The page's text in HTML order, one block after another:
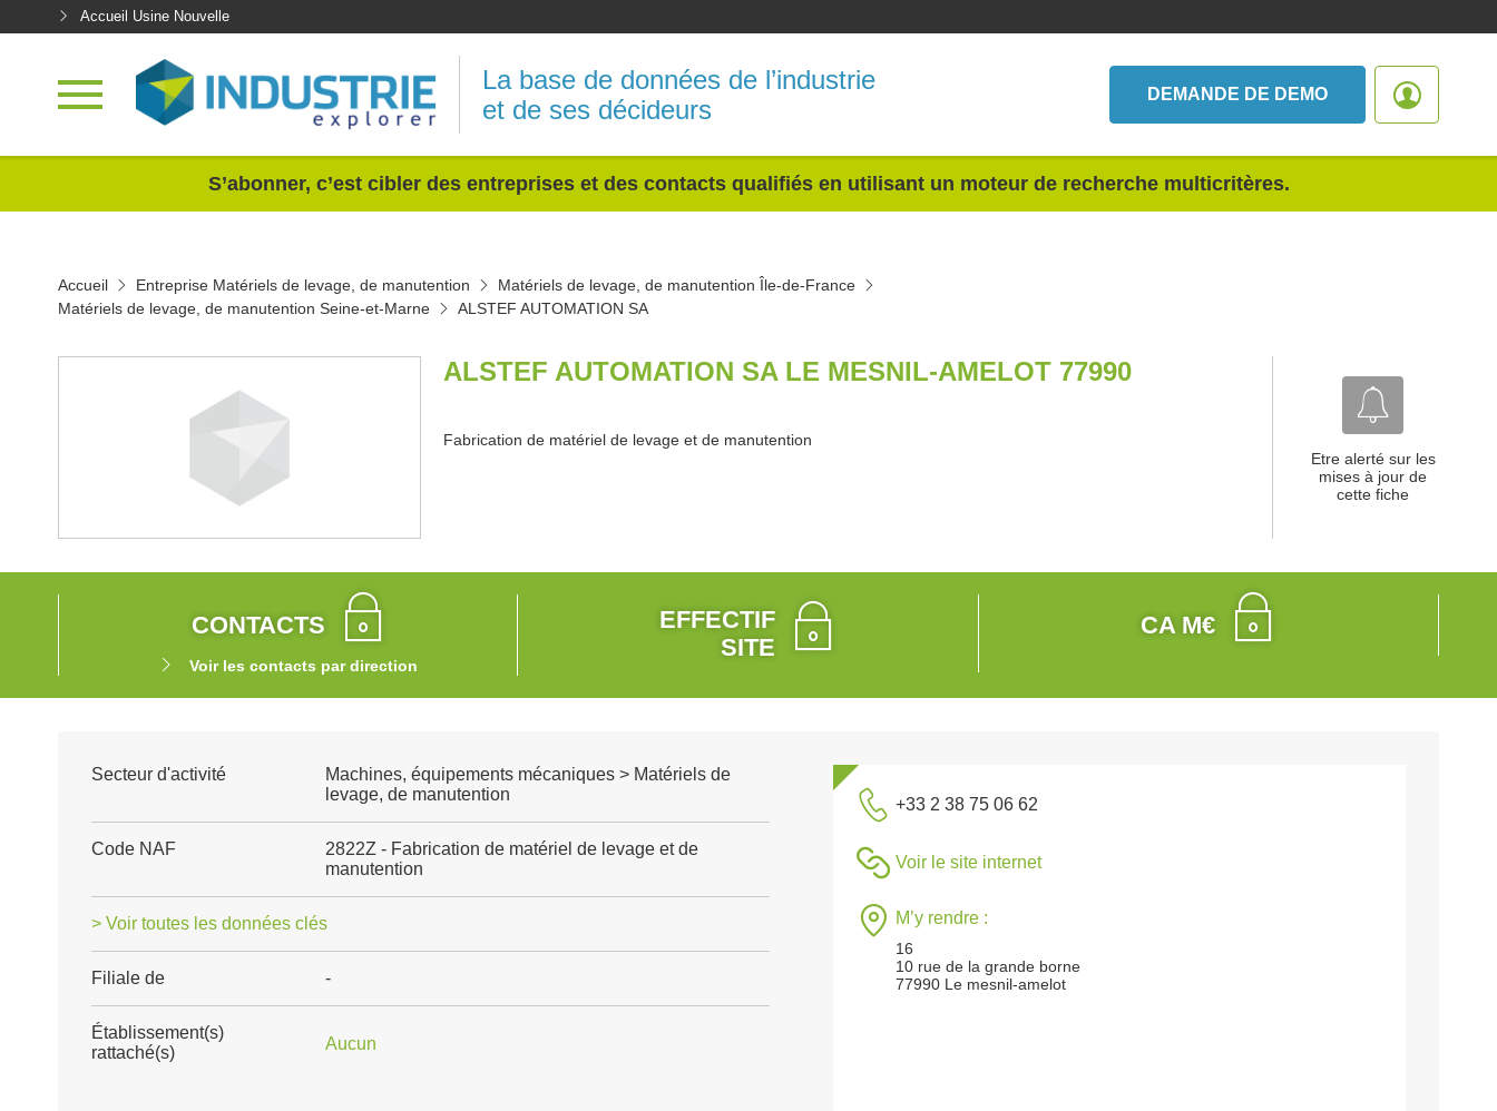
Accueil Usine Nouvelle
La base de données de l’industrie
et de ses décideurs
DEMANDE DE DEMO
S’abonner, c’est cibler des entreprises et des contacts qualifiés en utilisant un moteur de recherche multicritères.
Accueil Entreprise Matériels de levage, de manutention
Matériels de levage, de manutention Île-de-France
Matériels de levage, de manutention Seine-et-Marne
ALSTEF AUTOMATION SA
ALSTEF AUTOMATION SA LE MESNIL-AMELOT 77990
Fabrication de matériel de levage et de manutention
Etre alerté sur les
mises à jour de
cette fiche
CONTACTS
Voir les contacts par direction
EFFECTIF
SITE
CA M€
Secteur d'activité
Machines, équipements mécaniques > Matériels de
levage, de manutention
Code NAF
2822Z - Fabrication de matériel de levage et de
manutention
> Voir toutes les données clés
Filiale de -
Établissement(s)
rattaché(s)
Aucun
+33 2 38 75 06 62
Voir le site internet
M’y rendre :
16
10 rue de la grande borne
77990 Le mesnil-amelot